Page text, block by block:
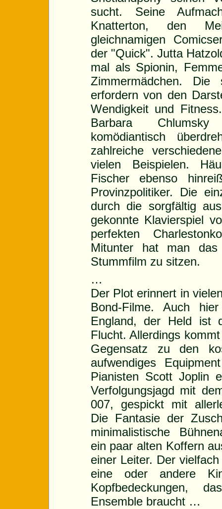
sucht. Seine
Knatterton, den
gleichnamigen
der "Quick". Jutta
mal als Spionin,
Zimmermädchen. Die
erfordern von den
Wendigkeit und
Barbara
komödiantisch
zahlreiche
vielen Beispielen.
Fischer ebenso
Provinzpolitiker. Die
durch die sorgfältig
gekonnte Klavierspiel
perfekten
Mitunter hat man
Stummfilm zu sitzen.
…
Der Plot erinnert in
Bond-Filme. Auch
England, der Held ist
Flucht. Allerdings
Gegensatz zu den
aufwendiges
Pianisten Scott Joplin
Verfolgungsjagd mit
007, gespickt mit
Die Fantasie der
minimalistische
ein paar alten Koffern
einer Leiter. Der
eine oder andere
Kopfbedeckungen,
Ensemble braucht …